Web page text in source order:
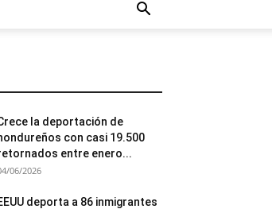
la deportación de
con casi 19.500
entre enero...
06/2026
deporta a 86 inmigrantes